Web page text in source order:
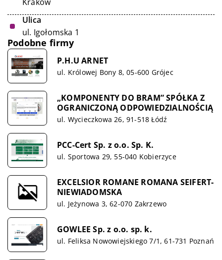
Ulica
ul. Igołomska 1
Podobne firmy
P.H.U ARNET
ul. Królowej Bony 8, 05-600 Grójec
„KOMPONENTY DO BRAM” SPÓŁKA Z
OGRANICZONĄ ODPOWIEDZIALNOŚCIĄ
ul. Wycieczkowa 26, 91-518 Łódź
PCC-Cert Sp. z o.o. Sp. K.
ul. Sportowa 29, 55-040 Kobierzyce
EXCELSIOR ROMANE ROMANA SEIFERT-
NIEWIADOMSKA
ul. Jeżynowa 3, 62-070 Zakrzewo
GOWLEE Sp. z o.o. sp. k.
ul. Feliksa Nowowiejskiego 7/1, 61-731 Poznań